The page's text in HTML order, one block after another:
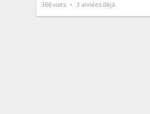
366vues 3 années déjà